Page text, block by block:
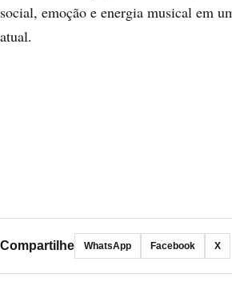
social, emoção e energia musical em
atual.
Compartilhe WhatsApp Facebook X